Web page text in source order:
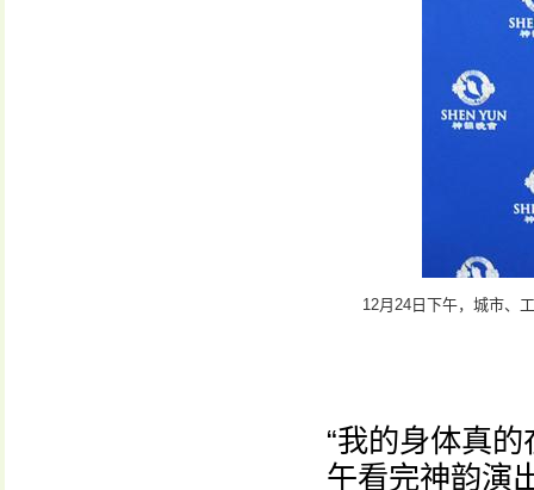
12月24日下午，城市、
“我的身体真
午看完神韵演